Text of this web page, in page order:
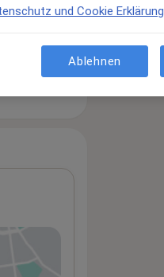
und Cookie Erklärung
Ablehnen